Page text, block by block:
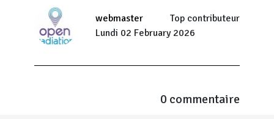
webmaster
Top contributeur
Lundi 02 February 2026
0 commentaire